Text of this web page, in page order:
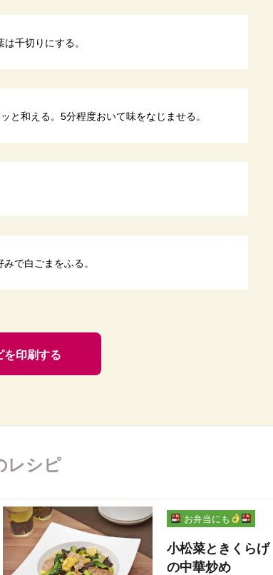
千切りにする。
と和える。5分程度おいて味をなじませる。
で白ごまをふる。
を印刷する
レシピ
お弁当にも
小松菜ときくらげ
の中華炒め